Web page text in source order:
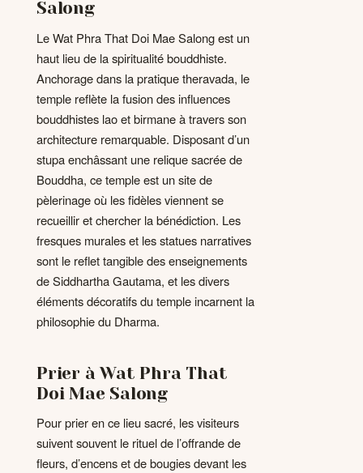
Salong
Le Wat Phra That Doi Mae Salong est un
haut lieu de la spiritualité bouddhiste.
Anchorage dans la pratique theravada, le
temple reflète la fusion des influences
bouddhistes lao et birmane à travers son
architecture remarquable. Disposant d’un
stupa enchâssant une relique sacrée de
Bouddha, ce temple est un site de
pèlerinage où les fidèles viennent se
recueillir et chercher la bénédiction. Les
fresques murales et les statues narratives
sont le reflet tangible des enseignements
de Siddhartha Gautama, et les divers
éléments décoratifs du temple incarnent la
philosophie du Dharma.
Prier à Wat Phra That
Doi Mae Salong
Pour prier en ce lieu sacré, les visiteurs
suivent souvent le rituel de l’offrande de
fleurs, d’encens et de bougies devant les